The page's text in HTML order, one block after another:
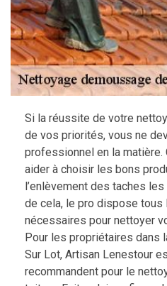
Si la réussite de votre
de vos priorités, vous ne
professionnel en la matière.
aider à choisir les bons
l’enlèvement des taches
de cela, le pro dispose tous
nécessaires pour nettoyer
Pour les propriétaires dans
Sur Lot, Artisan Lenestour
recommandent pour le